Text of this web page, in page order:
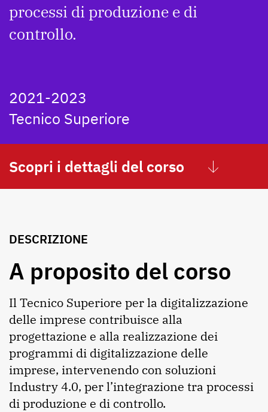
processi di produzione e di
controllo.
2021-2023
Tecnico Superiore
Scopri i dettagli del corso
DESCRIZIONE
A proposito del corso
Il Tecnico Superiore per la digitalizzazione
delle imprese contribuisce alla
progettazione e alla realizzazione dei
programmi di digitalizzazione delle
imprese, intervenendo con soluzioni
Industry 4.0, per l’integrazione tra processi
di produzione e di controllo.